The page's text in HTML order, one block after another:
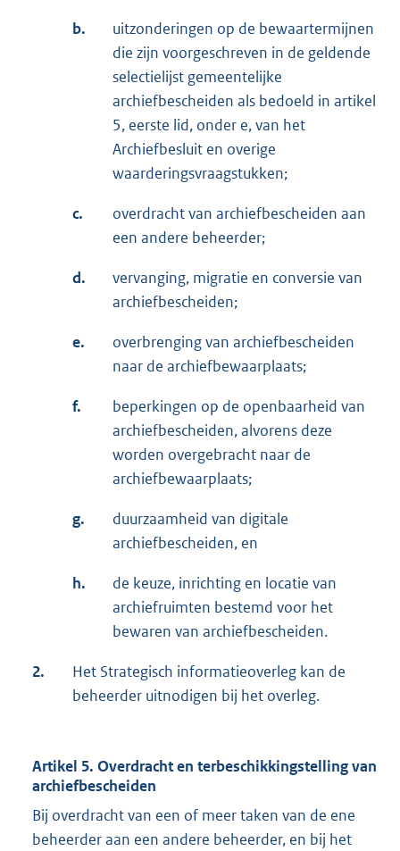
b.
uitzonderingen op de bewaartermijnen
die zijn voorgeschreven in de geldende
selectielijst gemeentelijke
archiefbescheiden als bedoeld in artikel
5, eerste lid, onder e, van het
Archiefbesluit en overige
waarderingsvraagstukken;
c.
overdracht van archiefbescheiden aan
een andere beheerder;
d.
vervanging, migratie en conversie van
archiefbescheiden;
e.
overbrenging van archiefbescheiden
naar de archiefbewaarplaats;
f.
beperkingen op de openbaarheid van
archiefbescheiden, alvorens deze
worden overgebracht naar de
archiefbewaarplaats;
g.
duurzaamheid van digitale
archiefbescheiden, en
h.
de keuze, inrichting en locatie van
archiefruimten bestemd voor het
bewaren van archiefbescheiden.
2.
Het Strategisch informatieoverleg kan de
beheerder uitnodigen bij het overleg.
Artikel 5. Overdracht en terbeschikkingstelling van
archiefbescheiden
Bij overdracht van een of meer taken van de ene
beheerder aan een andere beheerder, en bij het